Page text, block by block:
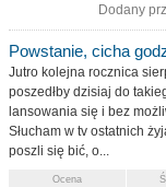
Dodany
Powstanie, cicha
Jutro kolejna rocznica
poszedłby dzisiaj do
lansowania się i bez
Słucham w tv ostatnich
poszli się bić, o...
Ocena